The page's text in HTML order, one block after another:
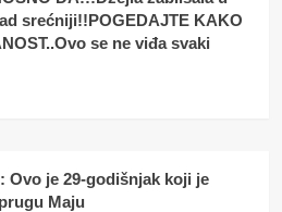
srećniji!!POGEDAJTE KAKO
se ne viđa svaki
Ovo je 29-godišnjak koji je
Maju